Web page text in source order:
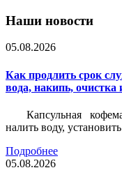
Наши новости
05.08.2026
Как продлить срок
вода, накипь, очистка
Капсульная
налить воду,
Подробнее
05.08.2026